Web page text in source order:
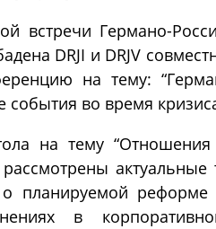
встречи Германо-
DRJI и DRJV
на тему:
события во время
на тему
рассмотрены
планируемой реформе
в